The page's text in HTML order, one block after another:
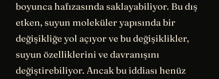
boyunca hafızasında saklayabiliyor. Bu dış
etken, suyun moleküler yapısında bir
değişikliğe yol açıyor ve bu değişiklikler,
suyun özelliklerini ve davranışını
değiştirebiliyor. Ancak bu iddiası henüz